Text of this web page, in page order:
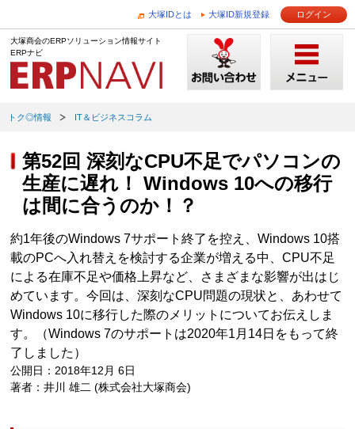
大塚IDとは 大塚ID新規登録 ログイン
大塚商会のERPソリューション情報サイト
ERPナビ
トク◎情報 IT＆ビジネスコラム
第52回 深刻なCPU不足でパソコンの
生産に遅れ！ Windows 10への移行
は間に合うのか！？
約1年後のWindows 7サポート終了を控え、Windows 10搭
載のPCへ入れ替えを検討する企業が増える中、CPU不足
による在庫不足や価格上昇など、さまざまな影響が出はじ
めています。今回は、深刻なCPU問題の現状と、あわせて
Windows 10に移行した際のメリットについてお伝えしま
す。（Windows 7のサポートは2020年1月14日をもって終
了しました）
公開日：2018年12月 6日
著者：井川 雄二 (株式会社大塚商会)